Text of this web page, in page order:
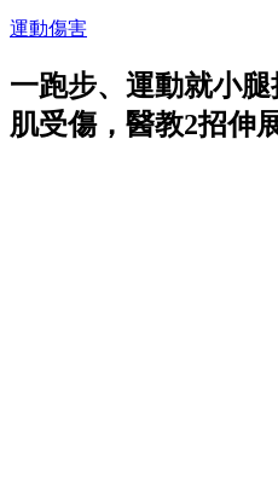
運動傷害
一跑步、運動就小
肌受傷，醫教2招伸